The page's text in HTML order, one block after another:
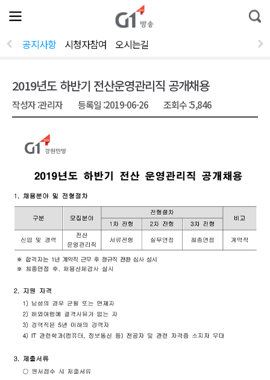
전
체
뉴
열
통
합
공지사항 시청자참여 오시는길
2019년도 하반기 전산운영관리직 공개채용
작성자 :관리자 등록일 :2019-06-26 조회수 :5,846